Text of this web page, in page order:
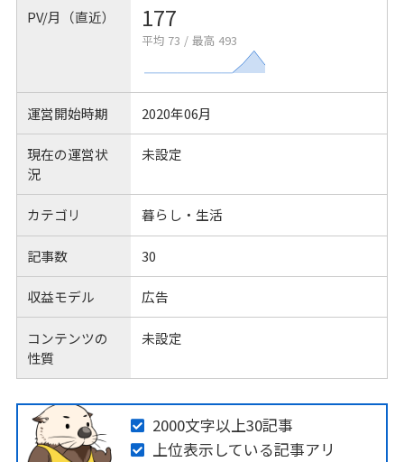
PV/月（直近） 177
平均 73 / 最高 493
運営開始時期 2020年06月
現在の運営状
況
未設定
カテゴリ 暮らし・生活
記事数 30
収益モデル 広告
コンテンツの
性質
未設定
2000文字以上30記事
上位表示している記事アリ